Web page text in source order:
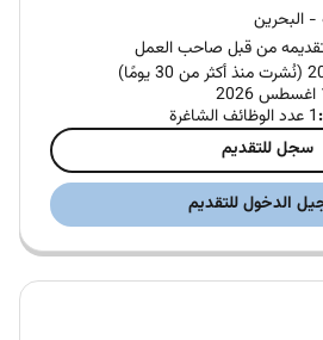
- البحرين
من قبل صاحب العمل
1 عدد الوظائف الشاغرة
سجل للتقديم
الدخول للتقديم